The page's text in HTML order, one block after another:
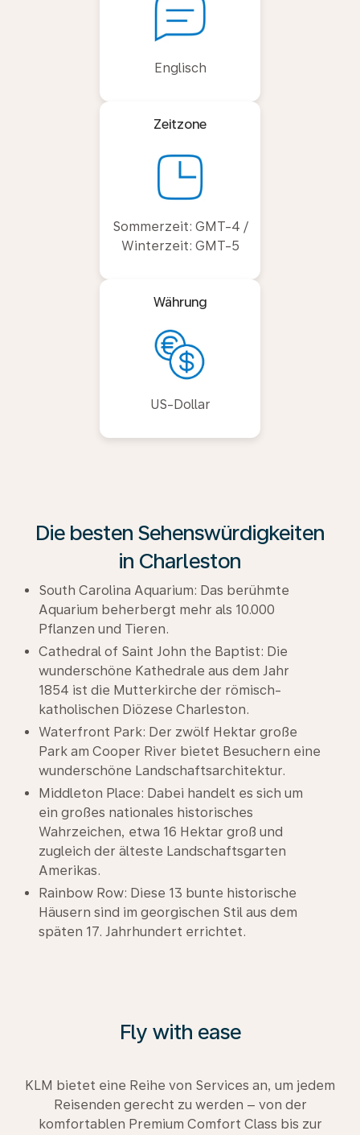
Englisch
Zeitzone
Sommerzeit: GMT-4 /
Winterzeit: GMT-5
Währung
US-Dollar
Die besten Sehenswürdigkeiten
in Charleston
South Carolina Aquarium: Das berühmte
Aquarium beherbergt mehr als 10.000
Pflanzen und Tieren.
Cathedral of Saint John the Baptist: Die
wunderschöne Kathedrale aus dem Jahr
1854 ist die Mutterkirche der römisch-
katholischen Diözese Charleston.
Waterfront Park: Der zwölf Hektar große
Park am Cooper River bietet Besuchern eine
wunderschöne Landschaftsarchitektur.
Middleton Place: Dabei handelt es sich um
ein großes nationales historisches
Wahrzeichen, etwa 16 Hektar groß und
zugleich der älteste Landschaftsgarten
Amerikas.
Rainbow Row: Diese 13 bunte historische
Häusern sind im georgischen Stil aus dem
späten 17. Jahrhundert errichtet.
Fly with ease
KLM bietet eine Reihe von Services an, um jedem
Reisenden gerecht zu werden – von der
komfortablen Premium Comfort Class bis zur